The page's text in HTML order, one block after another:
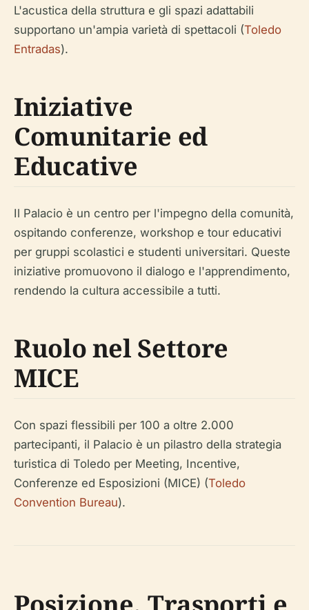
L'acustica della struttura e gli spazi adattabili
supportano un'ampia varietà di spettacoli (Toledo
Entradas).
Iniziative
Comunitarie ed
Educative
Il Palacio è un centro per l'impegno della comunità,
ospitando conferenze, workshop e tour educativi
per gruppi scolastici e studenti universitari. Queste
iniziative promuovono il dialogo e l'apprendimento,
rendendo la cultura accessibile a tutti.
Ruolo nel Settore
MICE
Con spazi flessibili per 100 a oltre 2.000
partecipanti, il Palacio è un pilastro della strategia
turistica di Toledo per Meeting, Incentive,
Conferenze ed Esposizioni (MICE) (Toledo
Convention Bureau).